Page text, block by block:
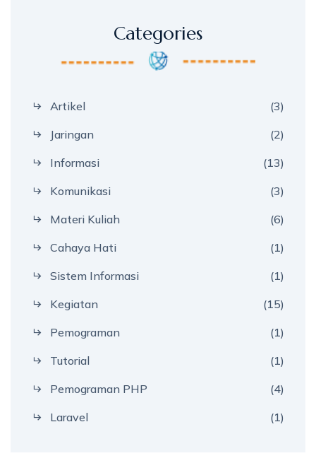
Categories
Artikel
(3)
Jaringan
(2)
Informasi
(13)
Komunikasi
(3)
Materi Kuliah
(6)
Cahaya Hati
(1)
Sistem Informasi
(1)
Kegiatan
(15)
Pemograman
(1)
Tutorial
(1)
Pemograman PHP
(4)
Laravel
(1)